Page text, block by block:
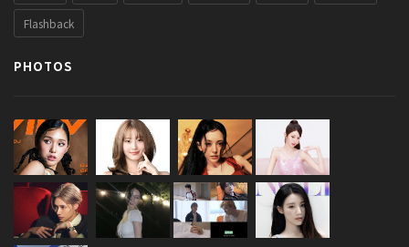
Flashback
PHOTOS